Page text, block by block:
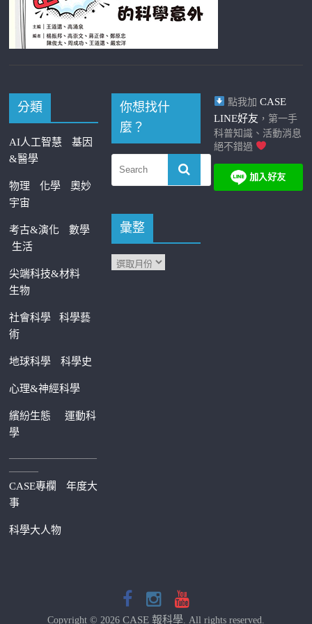
分類
AI人工智慧
基因
&醫學
物理 化學
奧妙
宇宙
考古&演化
數學
生活
尖端科技&材料
生物
社會科學科學藝
術
地球科學 科學史
心理&神經科學
繽紛生態運動科
學
—————————
———
CASE專欄
年度大
事
科學大人物
你想找什
麼？
彙整
點我加 CASE
LINE好友 ，第一手
科普知識、活動消息
絕不錯過
Copyright © 2026 CASE 報科學. All rights reserved.